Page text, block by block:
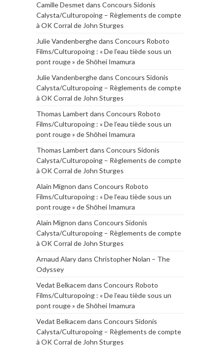
Camille Desmet dans Concours Sidonis
Calysta/Culturopoing – Règlements de compte
à OK Corral de John Sturges
Julie Vandenberghedans Concours Roboto
Films/Culturopoing : « De l’eau tiède sous un
pont rouge » de Shōhei Imamura
Julie Vandenberghedans Concours Sidonis
Calysta/Culturopoing – Règlements de compte
à OK Corral de John Sturges
Thomas Lambert dans Concours Roboto
Films/Culturopoing : « De l’eau tiède sous un
pont rouge » de Shōhei Imamura
Thomas Lambert dans Concours Sidonis
Calysta/Culturopoing – Règlements de compte
à OK Corral de John Sturges
Alain Mignon dans Concours Roboto
Films/Culturopoing : « De l’eau tiède sous un
pont rouge » de Shōhei Imamura
Alain Mignon dans Concours Sidonis
Calysta/Culturopoing – Règlements de compte
à OK Corral de John Sturges
Arnaud Alarydans Christopher Nolan – The
Odyssey
Vedat Belkacem dans Concours Roboto
Films/Culturopoing : « De l’eau tiède sous un
pont rouge » de Shōhei Imamura
Vedat Belkacem dans Concours Sidonis
Calysta/Culturopoing – Règlements de compte
à OK Corral de John Sturges